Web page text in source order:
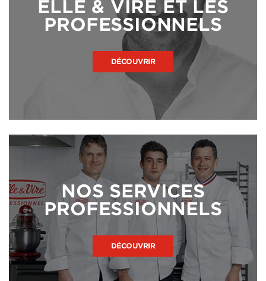
ELLE & VIRE ET LES
PROFESSIONNELS
DÉCOUVRIR
NOS SERVICES
PROFESSIONNELS
DÉCOUVRIR